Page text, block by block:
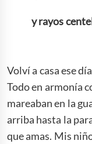
y rayos
Volví a casa ese
Todo en armonía
mareaban en la
arriba hasta la
que amas. Mis